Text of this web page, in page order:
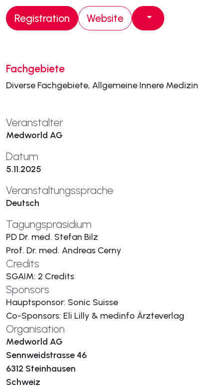
Registration Website
Fachgebiete
Diverse Fachgebiete, Allgemeine Innere Medizin
Veranstalter
Medworld AG
Datum
5.11.2025
Veranstaltungssprache
Deutsch
Tagungspräsidium
PD Dr. med. Stefan Bilz
Prof. Dr. med. Andreas Cerny
Credits
SGAIM: 2 Credits
Sponsors
Hauptsponsor: Sonic Suisse
Co-Sponsors: Eli Lilly & medinfo Ärzteverlag
Organisation
Medworld AG
Sennweidstrasse 46
6312 Steinhausen
Schweiz